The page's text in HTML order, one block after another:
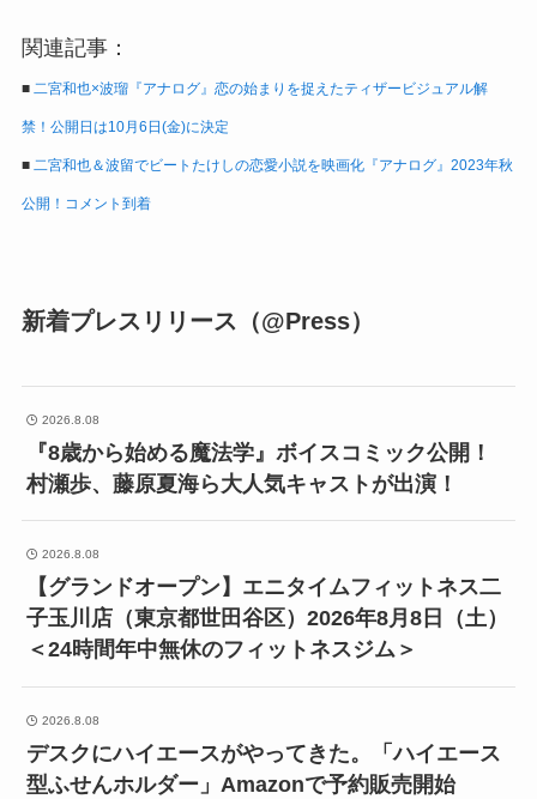
関連記事：
■ 二宮和也×波瑠『アナログ』恋の始まりを捉えたティザービジュアル解
禁！公開日は10月6日(金)に決定
■ 二宮和也＆波留でビートたけしの恋愛小説を映画化『アナログ』2023年秋
公開！コメント到着
新着プレスリリース（@Press）
2026.8.08
『8歳から始める魔法学』ボイスコミック公開！
村瀬歩、藤原夏海ら大人気キャストが出演！
2026.8.08
【グランドオープン】エニタイムフィットネス二
子玉川店（東京都世田谷区）2026年8月8日（土）
＜24時間年中無休のフィットネスジム＞
2026.8.08
デスクにハイエースがやってきた。「ハイエース
型ふせんホルダー」Amazonで予約販売開始